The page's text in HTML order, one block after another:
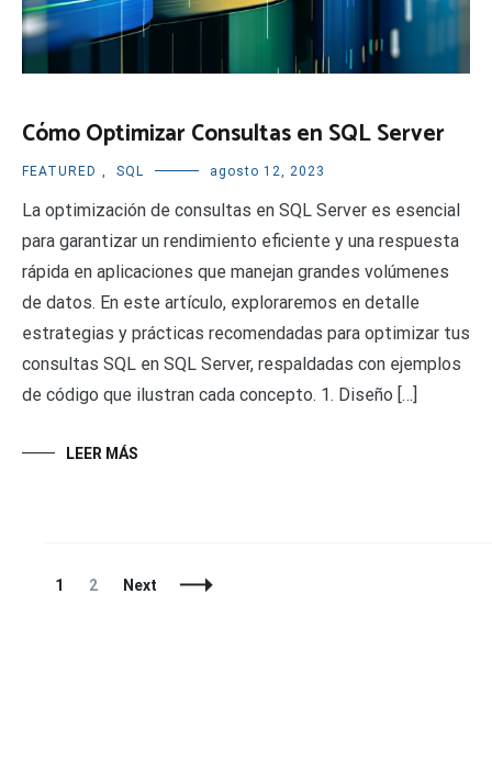
Cómo Optimizar Consultas en SQL Server
FEATURED , SQL agosto 12, 2023
La optimización de consultas en SQL Server es esencial
para garantizar un rendimiento eficiente y una respuesta
rápida en aplicaciones que manejan grandes volúmenes
de datos. En este artículo, exploraremos en detalle
estrategias y prácticas recomendadas para optimizar tus
consultas SQL en SQL Server, respaldadas con ejemplos
de código que ilustran cada concepto. 1. Diseño […]
LEER MÁS
Posts
Page
1 Page
2 Next